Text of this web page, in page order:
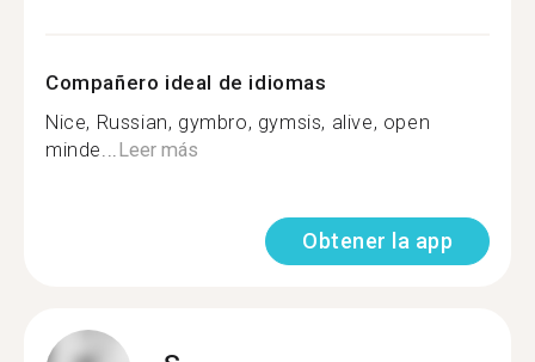
Compañero ideal de idiomas
Nice, Russian, gymbro, gymsis, alive, open
minde...Leer más
Obtener la app